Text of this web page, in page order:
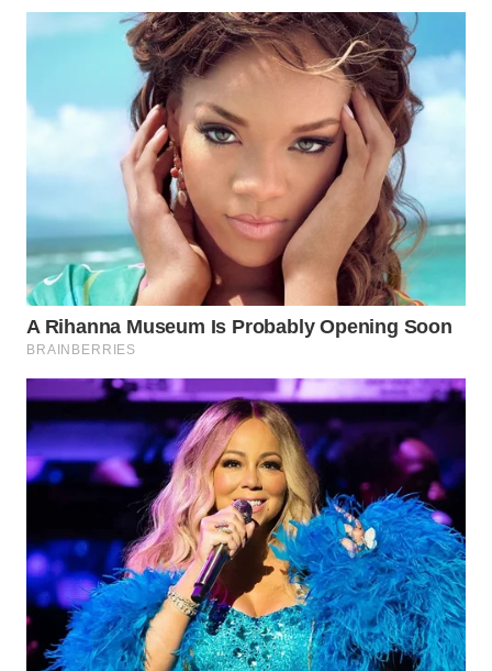
SIMALUNGUN
LABUHANBATU
WN
TAPANULI
TENGAH
WN DELI
SERDANG
WN
WN
PAKPAK
WN